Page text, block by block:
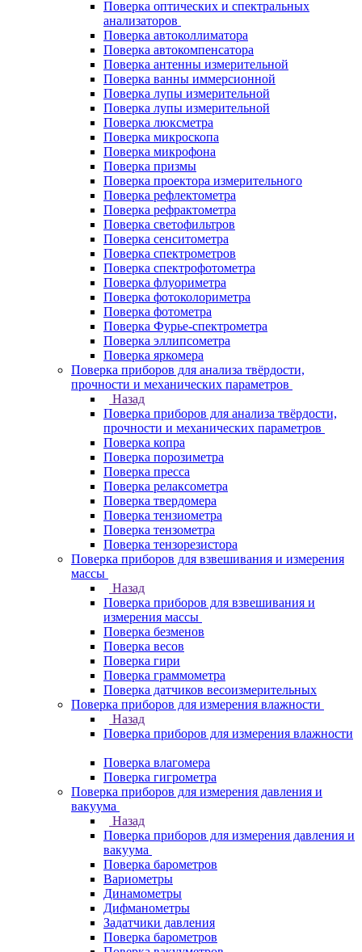
Поверка оптических и спектральных
анализаторов
Поверка автоколлиматора
Поверка автокомпенсатора
Поверка антенны измерительной
Поверка ванны иммерсионной
Поверка лупы измерительной
Поверка лупы измерительной
Поверка люксметра
Поверка микроскопа
Поверка микрофона
Поверка призмы
Поверка проектора измерительного
Поверка рефлектометра
Поверка рефрактометра
Поверка светофильтров
Поверка сенситометра
Поверка спектрометров
Поверка спектрофотометра
Поверка флуориметра
Поверка фотоколориметра
Поверка фотометра
Поверка Фурье-спектрометра
Поверка эллипсометра
Поверка яркомера
Поверка приборов для анализа твёрдости,
прочности и механических параметров
Назад
Поверка приборов для анализа твёрдости,
прочности и механических параметров
Поверка копра
Поверка порозиметра
Поверка пресса
Поверка релаксометра
Поверка твердомера
Поверка тензиометра
Поверка тензометра
Поверка тензорезистора
Поверка приборов для взвешивания и измерения
массы
Назад
Поверка приборов для взвешивания и
измерения массы
Поверка безменов
Поверка весов
Поверка гири
Поверка граммометра
Поверка датчиков весоизмерительных
Поверка приборов для измерения влажности
Назад
Поверка приборов для измерения влажности
Поверка влагомера
Поверка гигрометра
Поверка приборов для измерения давления и
вакуума
Назад
Поверка приборов для измерения давления и
вакуума
Поверка барометров
Вариометры
Динамометры
Дифманометры
Задатчики давления
Поверка барометров